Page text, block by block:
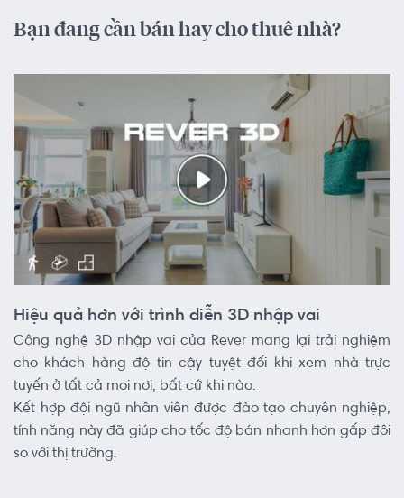
Bạn đang cần bán hay cho thuê nhà?
Hiệu quả hơn với trình diễn 3D nhập vai
Công nghệ 3D nhập vai của Rever mang lại trải nghiệm
cho khách hàng độ tin cậy tuyệt đối khi xem nhà trực
tuyến ở tất cả mọi nơi, bất cứ khi nào.
Kết hợp đội ngũ nhân viên được đào tạo chuyên nghiệp,
tính năng này đã giúp cho tốc độ bán nhanh hơn gấp đôi
so với thị trường.